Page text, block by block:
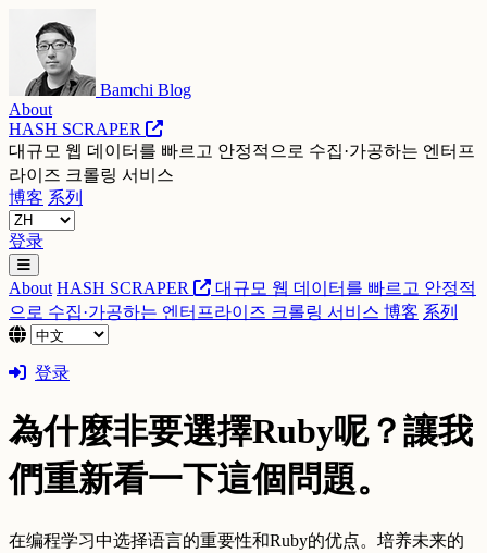
Bamchi Blog
About
HASH SCRAPER
대규모 웹 데이터를 빠르고 안정적으로 수집·가공하는 엔터프
라이즈 크롤링 서비스
博客 系列
登录
About HASH SCRAPER
대규모 웹 데이터를 빠르고 안정적
으로 수집·가공하는 엔터프라이즈 크롤링 서비스 博客 系列
登录
為什麼非要選擇Ruby呢？讓我
們重新看一下這個問題。
在编程学习中选择语言的重要性和Ruby的优点。培养未来的